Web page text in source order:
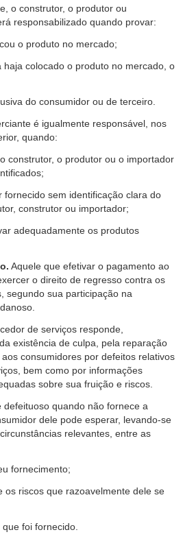
o construtor, o produtor ou
responsabilizado quando provar:
o produto no mercado;
haja colocado o produto no mercado, o
do consumidor ou de terceiro.
é igualmente responsável, nos
quando:
construtor, o produtor ou o importador
fornecido sem identificação clara do
construtor ou importador;
adequadamente os produtos
Aquele que efetivar o pagamento ao
o direito de regresso contra os
segundo sua participação na
de serviços responde,
existência de culpa, pela reparação
consumidores por defeitos relativos
bem como por informações
sobre sua fruição e riscos.
defeituoso quando não fornece a
dele pode esperar, levando-se
relevantes, entre as
fornecimento;
os riscos que razoavelmente dele se
foi fornecido.